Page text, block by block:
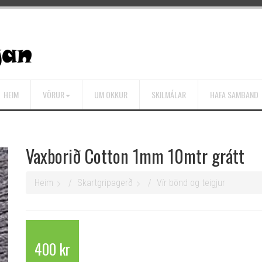
HEIM VÖRUR UM OKKUR SKILMÁLAR HAFA SAMBAND
Vaxborið Cotton 1mm 10mtr grátt
Heim Skartgripagerð Vír bönd og teigjur
400 kr